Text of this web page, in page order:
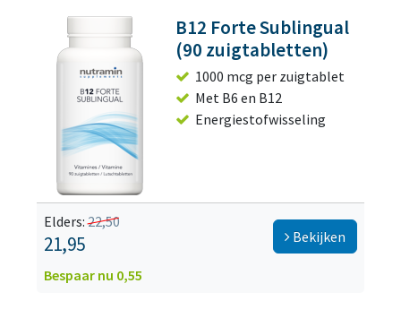
B12 Forte Sublingual
(90 zuigtabletten)
1000 mcg per zuigtablet
Met B6 en B12
Energiestofwisseling
Elders:22,50
21,95
Bespaar nu 0,55
Bekijken